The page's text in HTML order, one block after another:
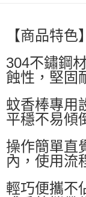
萊爾富取貨付款
每筆NT$60，滿
付款後萊爾富取貨
每筆NT$60，滿
7-11付款取貨
每筆NT$60，滿
付款後7-11取貨
每筆NT$60，滿
宅配
【商品特色】
304不鏽鋼
蝕性，堅固
蚊香棒專用
平穩不易傾
操作簡單直
內，使用流
輕巧便攜不